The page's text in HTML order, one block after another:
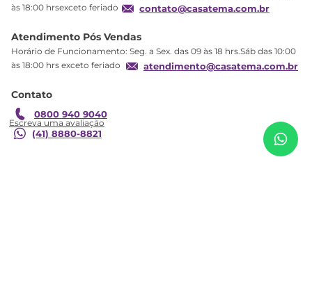
Troca
Garantia
às 18:00 hrsexceto feriado
contato@casatema.com.br
Atendimento Pós Vendas
Horário de Funcionamento: Seg. a Sex. das 09 às 18 hrs.Sáb das 10:00
às 18:00 hrs exceto feriado
atendimento@casatema.com.br
Contato
0800 940 9040
(41) 8880-8821